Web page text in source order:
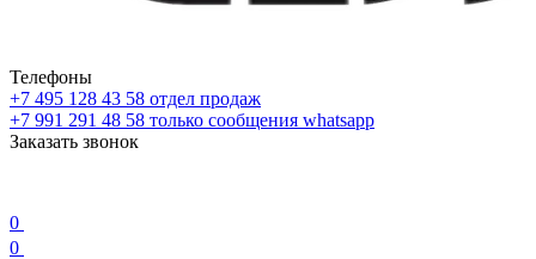
Телефоны
+7 495 128 43 58 отдел продаж
+7 991 291 48 58 только сообщения whatsapp
Заказать звонок
0
0